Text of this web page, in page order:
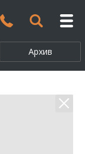
Архив